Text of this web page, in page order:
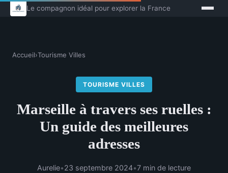
Le compagnon idéal pour explorer la France
Accueil›Tourisme Villes
TOURISME VILLES
Marseille à travers ses ruelles :
Un guide des meilleures
adresses
Aurelie•23 septembre 2024•7 min de lecture